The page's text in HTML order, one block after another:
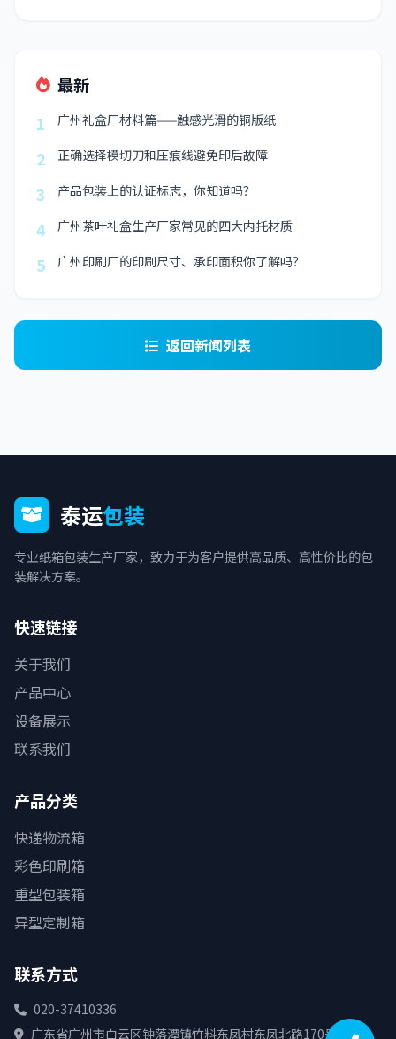
最新
1
广州礼盒厂材料篇——触感光滑的铜版纸
2 正确选择模切刀和压痕线避免印后故障
3 产品包装上的认证标志，你知道吗？
4 广州茶叶礼盒生产厂家常见的四大内托材质
5 广州印刷厂的印刷尺寸、承印面积你了解吗？
返回新闻列表
泰运包装
专业纸箱包装生产厂家，致力于为客户提供高品质、高性价比的包
装解决方案。
快速链接
关于我们
产品中心
设备展示
联系我们
产品分类
快递物流箱
彩色印刷箱
重型包装箱
异型定制箱
联系方式
020-37410336
广东省广州市白云区钟落潭镇竹料东凤村东凤北路170号